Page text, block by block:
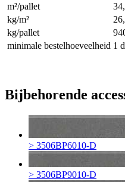
m²/pallet
kg/m²
kg/pallet
minimale bestelhoeveelheid 1
Bijbehorende
> 3506BP6010-D
> 3506BP9010-D